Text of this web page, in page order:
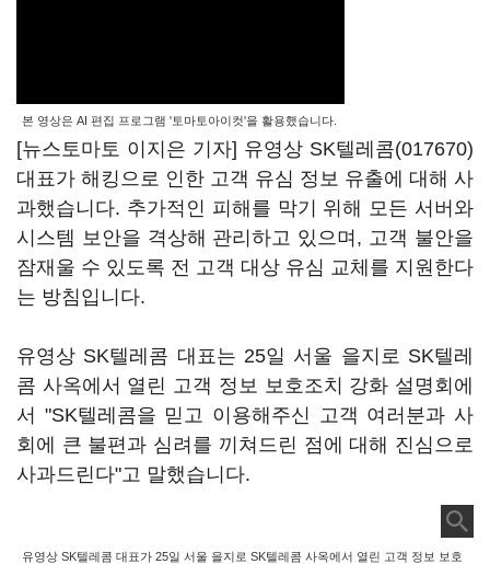
본 영상은 AI 편집 프로그램 '토마토아이컷'을 활용했습니다.
[뉴스토마토 이지은 기자] 유영상 SK텔레콤(017670)
대표가 해킹으로 인한 고객 유심 정보 유출에 대해 사
과했습니다. 추가적인 피해를 막기 위해 모든 서버와
시스템 보안을 격상해 관리하고 있으며, 고객 불안을
잠재울 수 있도록 전 고객 대상 유심 교체를 지원한다
는 방침입니다.
유영상 SK텔레콤 대표는 25일 서울 을지로 SK텔레
콤 사옥에서 열린 고객 정보 보호조치 강화 설명회에
서 "SK텔레콤을 믿고 이용해주신 고객 여러분과 사
회에 큰 불편과 심려를 끼쳐드린 점에 대해 진심으로
사과드린다"고 말했습니다.
유영상 SK텔레콤 대표가 25일 서울 을지로 SK텔레콤 사옥에서 열린 고객 정보 보호